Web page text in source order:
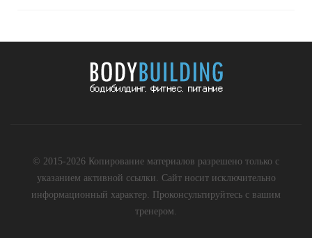
© 2015-2026 Копирование материалов разрешено только с
указанием активной ссылки. Сайт носит исключительно
информационный характер. Проконсультируйтесь с вашим
тренером.